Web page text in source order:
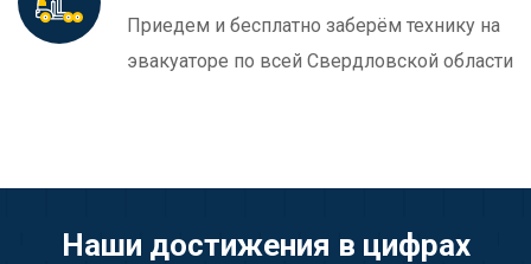
Приедем и бесплатно заберём технику на
эвакуаторе по всей Свердловской области
Наши достижения в цифрах